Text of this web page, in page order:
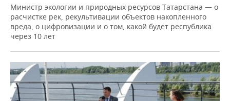
Министр экологии и природных ресурсов Татарстана — о
расчистке рек, рекультивации объектов накопленного
вреда, о цифровизации и о том, какой будет республика
через 10 лет